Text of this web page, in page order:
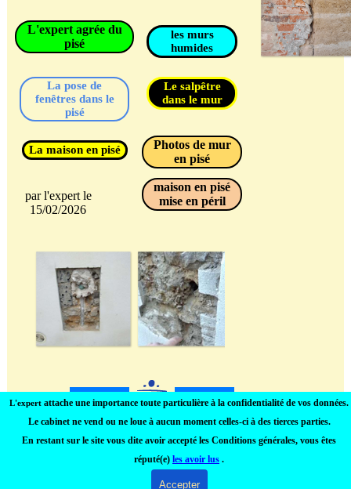
les murs
humides
L'expert agrée du
pisé
La pose de
fenêtres dans le
pisé
La maison en pisé
Le salpêtre
dans le mur
Photos de mur
en pisé
par l'expert le
15/02/2026
maison en pisé
mise en péril
conditions
d'utilisation du site
L'expert attache une importance toute particulière à la confidentialité de vos données.
Le cabinet ne vend ou ne loue à aucun moment celles-ci à des tierces parties.
En restant sur le site vous dite avoir accepté les Conditions générales, vous êtes
réputé(e) les avoir lus .
Accepter